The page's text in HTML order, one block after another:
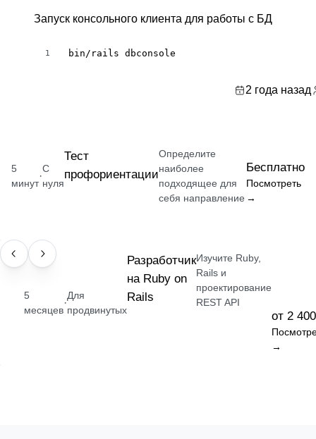
Запуск консольного клиента для работы с БД
1 bin/rails dbconsole
2 года назад
5
минут
·
С
нуля
Тест
профориентации
Определите
наиболее
подходящее для
себя направление
Бесплатно
Посмотреть
→
ПРОФЕССИЯ
5
месяцев
·
Для
продвинутых
Разработчик
на Ruby on
Rails
Изучите Ruby,
Rails и
проектирование
REST API
от 2
→